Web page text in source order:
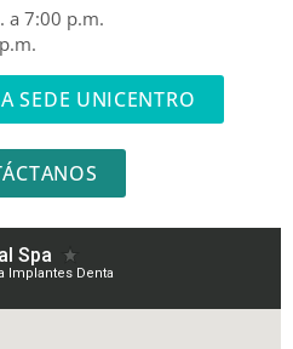
a 7:00 p.m.
SEDE UNICENTRO